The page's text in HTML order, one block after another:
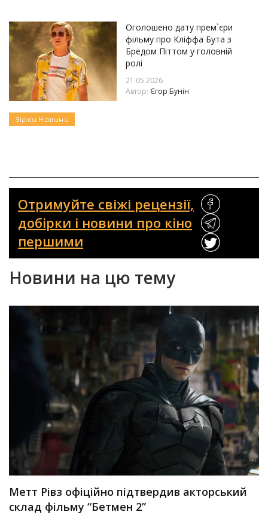
Оголошено дату прем`єри
фільму про Кліффа Бута з
Бредом Піттом у головній
ролі
21.05.2026
Автор: Єгор Бунін
Зірки Новини
Отримуйте свіжі рецензії,
добірки і новини про кіно
першими
Новини на цю тему
Метт Рівз офіційно підтвердив акторський
склад фільму “Бетмен 2”